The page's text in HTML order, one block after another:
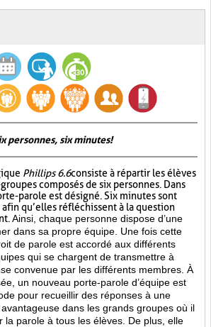
personnes, six minutes!
Phillips 6.6consiste à répartir les élèves
composés de six personnes. Dans
parole est désigné. Six minutes sont
qu’elles réfléchissent à la question
Ainsi, chaque personne dispose d’une
dans sa propre équipe. Une fois cette
de parole est accordé aux différents
qui se chargent de transmettre à
convenue par les différents membres. À
un nouveau porte-parole d’équipe est
pour recueillir des réponses à une
dans les grands groupes où il
la parole à tous les élèves. De plus, elle